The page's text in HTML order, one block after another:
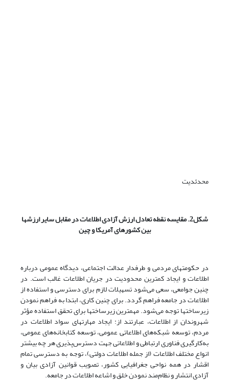
محدئدیت
شکل2. مقایسه نقطه تعادل ارزش آزادی اطلاعات در مقابل سایر ارزشها
بین کشورهای آمریکا و چین
در حکومتهای مردمی و طرفدار عدالت اجتماعی، دیدگاه عمومی درباره
اطلاعات و ایجاد کمترین محدودیت در جریان اطلاعات غالب است. در
چنین جوامعی، سعی می‌شود تسهیلات لازم برای دسترسی و استفاده از
اطلاعات در جامعه فراهم گردد. برای چنین کاری، ابتدا به فراهم نمودن
زیرساختها توجه می‌شود. مهمترین زیرساختها برای تحقق استفاده مؤثر
شهروندان از اطلاعات، عبارتند از: ایجاد مهارتهای سواد اطلاعات در
مردم، توسعه شبکه‌های اطلاعاتی عمومی، توسعه کتابخانه‌های عمومی،
به‌کارگیری فناوری ارتباطی و اطلاعاتی جهت دسترس‌پذیری هر چه بیشتر
انواع مختلف اطلاعات (از جمله اطلاعات دولتی)، توجه به دسترسی تمام
اقشار در همه نواحی جغرافیایی کشور، تصویب قوانین آزادی بیان و
آزادی انتشار و نظام‌مند نمودن خلق و اشاعه اطلاعات در جامعه.